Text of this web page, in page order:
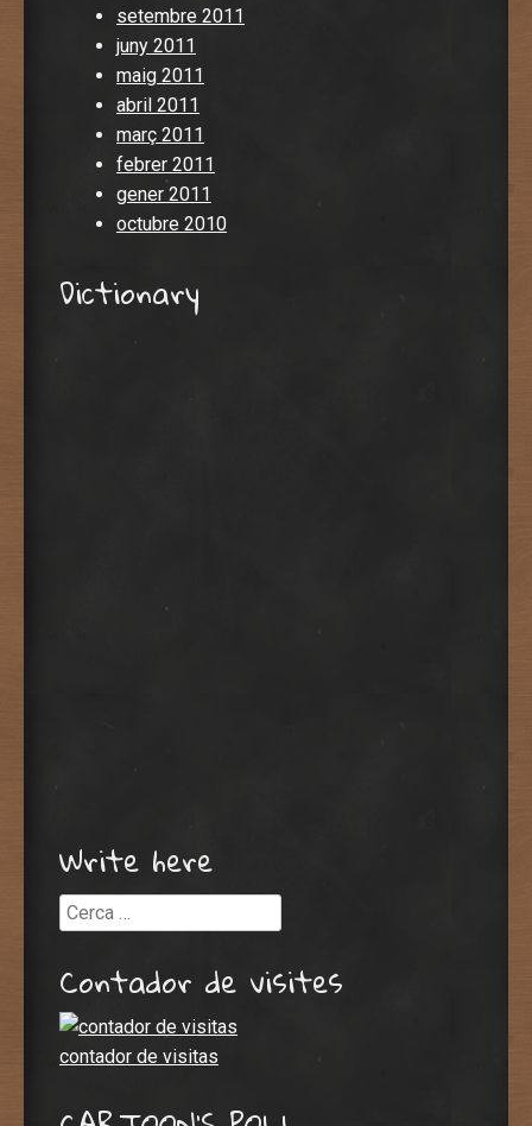
setembre 2011
juny 2011
maig 2011
abril 2011
març 2011
febrer 2011
gener 2011
octubre 2010
Dictionary
Write here
Cerca
Contador de visites
contador de visitas